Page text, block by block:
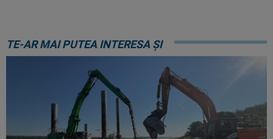
TE-AR MAI PUTEA INTERESA ȘI